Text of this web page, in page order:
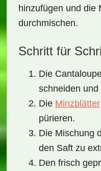
hinzufügen und die
durchmischen.
Schritt für
Die
schneiden
Die Minzblätter
pürieren.
Die Mischung
den Saft zu
Den frisch